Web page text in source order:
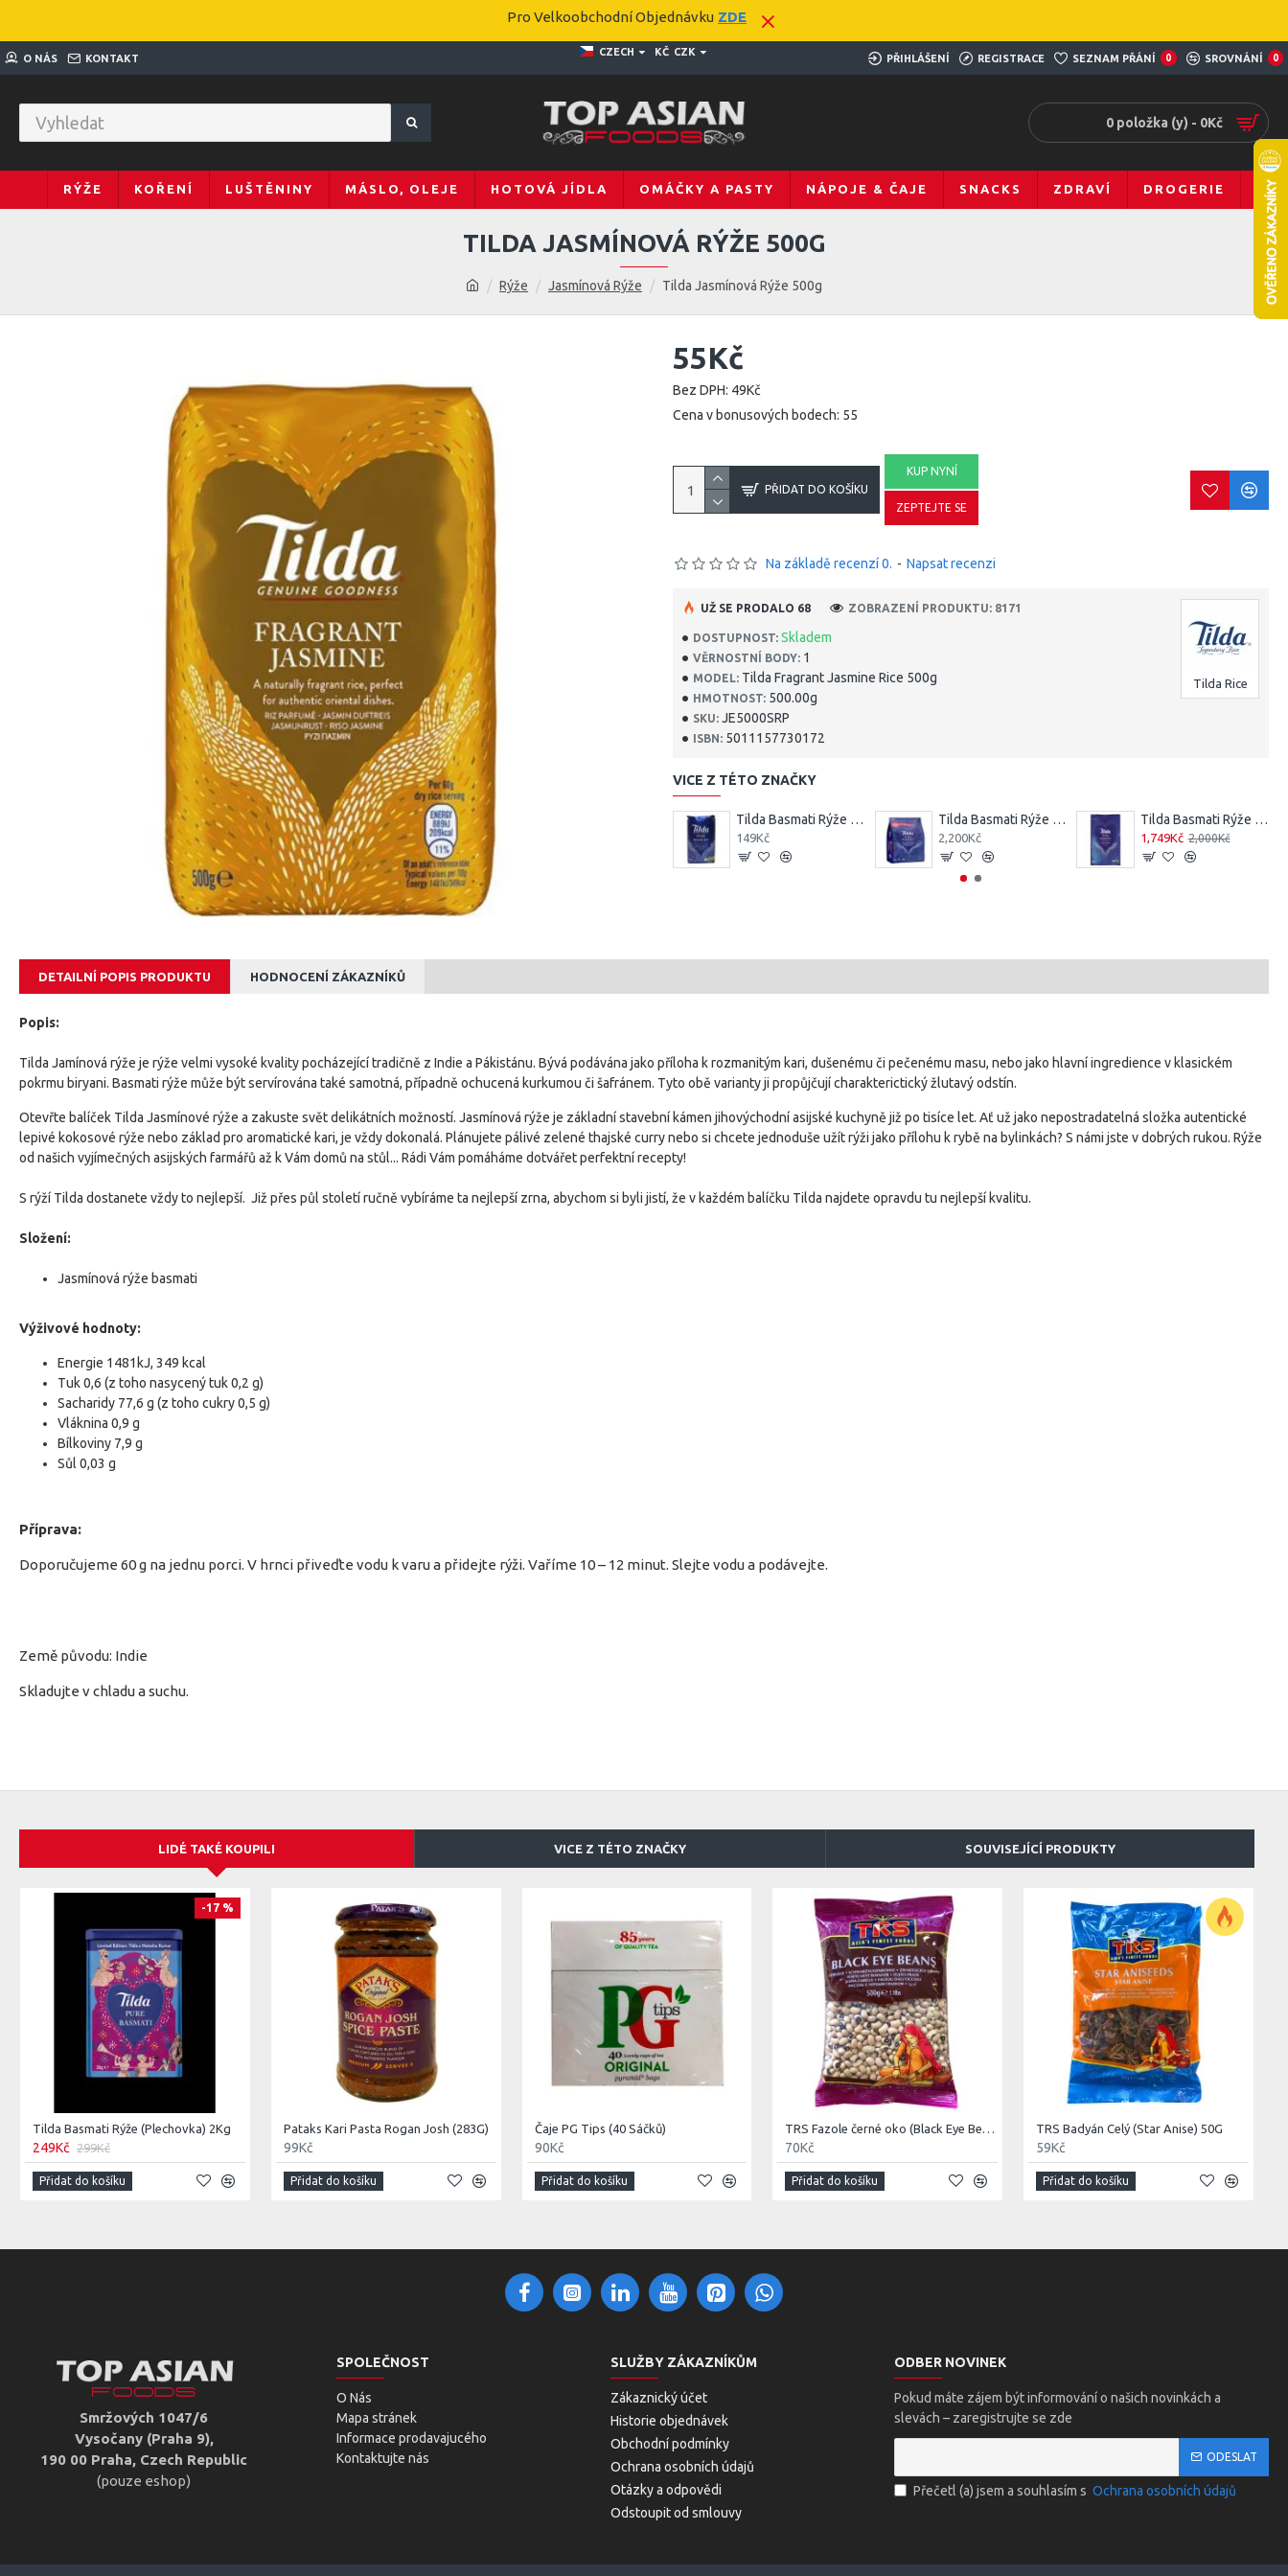
Pro Velkoobchodní Objednávku ZDE
O NÁS KONTAKT
CZECH KČ CZK
PŘIHLÁŠENÍ REGISTRACE SEZNAM PŘÁNÍ 0 SROVNÁNÍ 0
0 položka (y) - 0Kč
RÝŽE KOŘENÍ LUŠTĚNINY MÁSLO, OLEJE HOTOVÁ JÍDLA OMÁČKY A PASTY NÁPOJE & ČAJE SNACKS ZDRAVÍ DROGERIE
Rýže Jasmínová Rýže Tilda Jasmínová Rýže 500g
TILDA JASMÍNOVÁ RÝŽE 500G
DOSTUPNOST: Skladem
VĚRNOSTNÍ BODY: 1
MODEL: Tilda Fragrant Jasmine Rice 500g
HMOTNOST: 500.00g
SKU: JE5000SRP
ISBN: 5011157730172
Tilda Rice
UŽ SE PRODALO 68 ZOBRAZENÍ PRODUKTU: 8171
Na základě recenzí 0. - Napsat recenzi
55Kč
Bez DPH: 49Kč
Cena v bonusových bodech: 55
PŘIDAT DO KOŠÍKU
KUP NYNÍ
ZEPTEJTE SE
VICE Z TÉTO ZNAČKY
Tilda Basmati Rýže (1Kg)
149Kč
Tilda Basmati Rýže (20 kg) + 2 kg navíc
2,200Kč
Tilda Basmati Rýže (20Kg)
1,749Kč 2,000Kč
DETAILNÍ POPIS PRODUKTU HODNOCENÍ ZÁKAZNÍKŮ
Popis:
Tilda Jamínová rýže je rýže velmi vysoké kvality pocházející tradičně z Indie a Pákistánu. Bývá podávána jako příloha k rozmanitým kari, dušenému či pečenému masu, nebo jako hlavní ingredience v klasickém
pokrmu biryani. Basmati rýže může být servírována také samotná, případně ochucená kurkumou či šafránem. Tyto obě varianty ji propůjčují charakterictický žlutavý odstín.
Otevřte balíček Tilda Jasmínové rýže a zakuste svět delikátních možností. Jasmínová rýže je základní stavební kámen jihovýchodní asijské kuchyně již po tisíce let. Ať už jako nepostradatelná složka autentické
lepivé kokosové rýže nebo základ pro aromatické kari, je vždy dokonalá. Plánujete pálivé zelené thajské curry nebo si chcete jednoduše užít rýži jako přílohu k rybě na bylinkách? S námi jste v dobrých rukou. Rýže
od našich vyjímečných asijských farmářů až k Vám domů na stůl... Rádi Vám pomáháme dotvářet perfektní recepty!
S rýží Tilda dostanete vždy to nejlepší. Již přes půl století ručně vybíráme ta nejlepší zrna, abychom si byli jistí, že v každém balíčku Tilda najdete opravdu tu nejlepší kvalitu.
Složení:
Jasmínová rýže basmati
Výživové hodnoty:
Energie 1481kJ, 349 kcal
Tuk 0,6 (z toho nasycený tuk 0,2 g)
Sacharidy 77,6 g (z toho cukry 0,5 g)
Vláknina 0,9 g
Bílkoviny 7,9 g
Sůl 0,03 g
Příprava:
Doporučujeme 60 g na jednu porci. V hrnci přiveďte vodu k varu a přidejte rýži. Vaříme 10 – 12 minut. Slejte vodu a podávejte.
Země původu: Indie
Skladujte v chladu a suchu.
LIDÉ TAKÉ KOUPILI VICE Z TÉTO ZNAČKY SOUVISEJÍCÍ PRODUKTY
-17 %
Tilda Basmati Rýže (Plechovka) 2Kg
249Kč 299Kč
Přidat do košíku
Pataks Kari Pasta Rogan Josh (283G)
99Kč
Přidat do košíku
Čaje PG Tips (40 Sáčků)
90Kč
Přidat do košíku
TRS Fazole černé oko (Black Eye Beans) 500G
70Kč
Přidat do košíku
TRS Badyán Celý (Star Anise) 50G
59Kč
Přidat do košíku
Smržových 1047/6
Vysočany (Praha 9),
190 00 Praha, Czech Republic
(pouze eshop)
SPOLEČNOST
O Nás
Mapa stránek
Informace prodavajucého
Kontaktujte nás
SLUŽBY ZÁKAZNÍKŮM
Zákaznický účet
Historie objednávek
Obchodní podmínky
Ochrana osobních údajů
Otázky a odpovědi
Odstoupit od smlouvy
ODBER NOVINEK
Pokud máte zájem být informování o našich novinkách a
slevách – zaregistrujte se zde
ODESLAT
Přečetl (a) jsem a souhlasím s Ochrana osobních údajů